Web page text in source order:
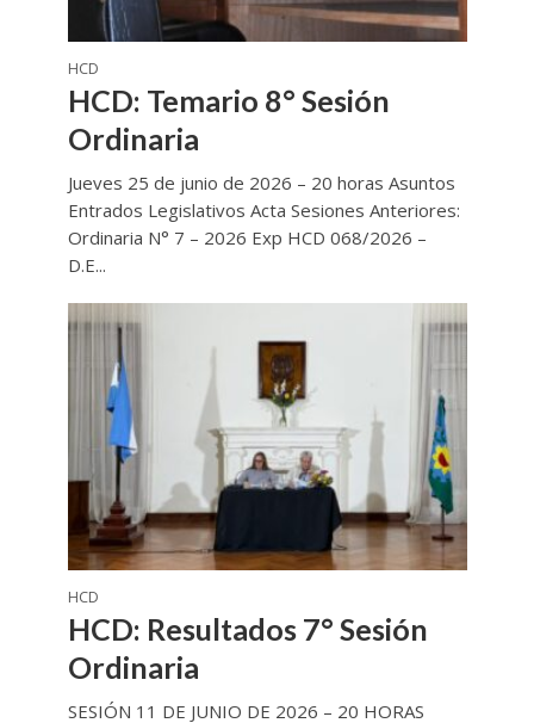
HCD
HCD: Temario 8° Sesión
Ordinaria
Jueves 25 de junio de 2026 – 20 horas Asuntos
Entrados Legislativos Acta Sesiones Anteriores:
Ordinaria N° 7 – 2026 Exp HCD 068/2026 –
D.E...
HCD
HCD: Resultados 7° Sesión
Ordinaria
SESIÓN 11 DE JUNIO DE 2026 – 20 HORAS